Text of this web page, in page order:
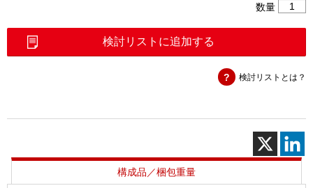
数量
カ
プ
ラ
イ
工
検討リストに追加する
検討リストとは？
構成品／梱包重量